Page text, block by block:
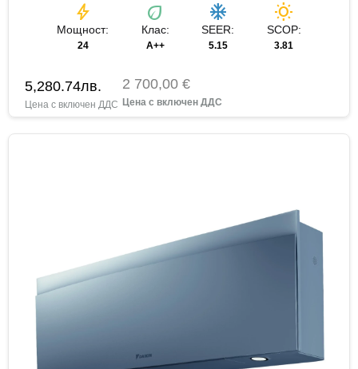
bolt
Мощност:
24
eco
Клас:
A++
ac_unit
SEER:
5.15
wb_sunny
SCOP:
3.81
5,280.74лв. 2 700,00 €